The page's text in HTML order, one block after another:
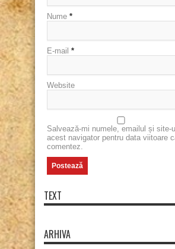
Nume *
E-mail *
Website
Salvează-mi numele, emailul și site-
acest navigator pentru data viitoare
comentez.
TEXT
ARHIVA